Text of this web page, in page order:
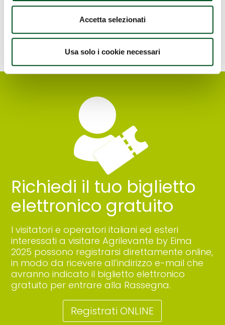
Accetta selezionati
Usa solo i cookie necessari
Richiedi il tuo biglietto
elettronico gratuito
I visitatori e operatori italiani ed esteri
interessati a visitare Agrilevante by Eima
2025 possono registrarsi direttamente online,
in modo da ricevere all’indirizzo e-mail che
avranno indicato il biglietto elettronico
gratuito per entrare alla Rassegna.
Registrati ONLINE